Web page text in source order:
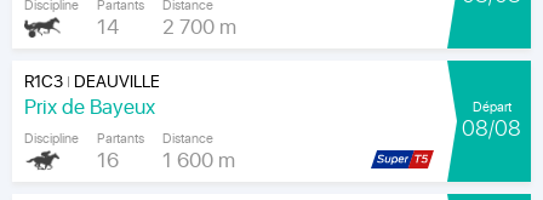
Discipline Partants
14
Distance
2 700 m
R1C3| DEAUVILLE
Prix de Bayeux
Discipline Partants
16
Distance
1 600 m
Départ
08/08